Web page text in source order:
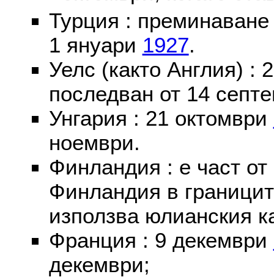
Турция :
1 януари 1927.
Уелс (както Англия) :
последван от 14
Унгария : 21 октомври
ноември.
Финландия : е част
Финландия в
използва юлианския
Франция : 9 декември
декември;